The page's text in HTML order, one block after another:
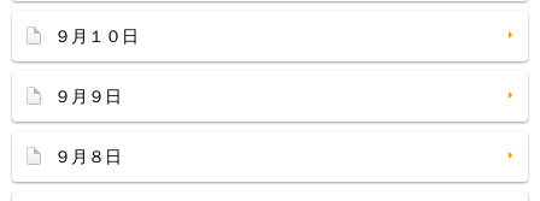
９月１０日
９月９日
９月８日